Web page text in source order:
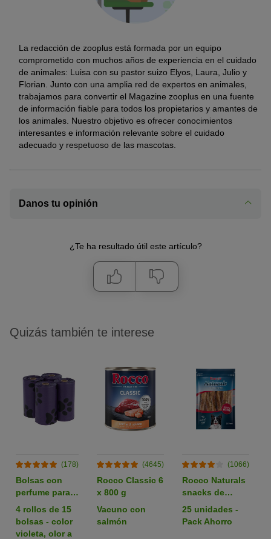
La redacción de zooplus está formada por un equipo
comprometido con muchos años de experiencia en el cuidado
de animales: Luisa con su pastor suizo Elyos, Laura, Julio y
Florian. Junto con una amplia red de expertos en animales,
trabajamos para convertir el Magazine zooplus en una fuente
de información fiable para todos los propietarios y amantes de
los animales. Nuestro objetivo es ofrecer conocimientos
interesantes e información relevante sobre el cuidado
adecuado y respetuoso de las mascotas.
Danos tu opinión
¿Te ha resultado útil este artículo?
Quizás también te interese
(178)
Bolsas con
perfume para
heces
4 rollos de 15
bolsas - color
violeta, olor a
(4645)
Rocco Classic 6
x 800 g
Vacuno con
salmón
(1066)
Rocco Naturals
snacks de
nervio de buey
para perros
25 unidades -
Pack Ahorro